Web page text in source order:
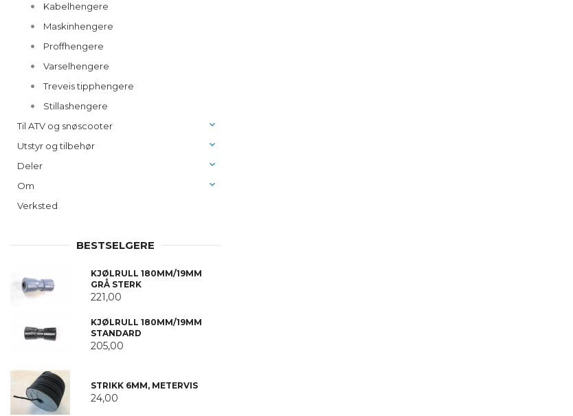
Kabelhengere
Maskinhengere
Proffhengere
Varselhengere
Treveis tipphengere
Stillashengere
Til ATV og snøscooter
Utstyr og tilbehør
Deler
Om
Verksted
BESTSELGERE
KJØLRULL 180MM/19MM
GRÅ STERK
221,00
KJØLRULL 180MM/19MM
STANDARD
205,00
STRIKK 6MM, METERVIS
24,00